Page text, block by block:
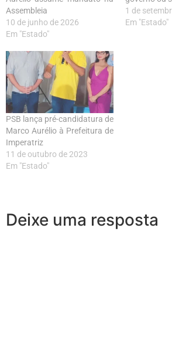
Assembleia
10 de junho de 2026
Em "Estado"
1 de
Em "Estado"
PSB lança pré-candidatura de
Marco Aurélio à Prefeitura de
Imperatriz
11 de outubro de 2023
Em "Estado"
Deixe uma resposta